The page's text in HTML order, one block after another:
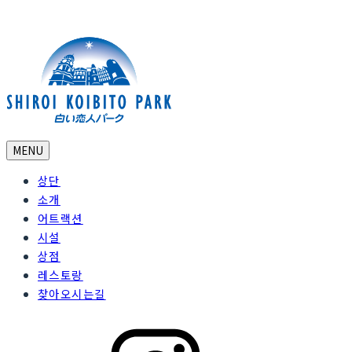
MENU
상단
소개
어트랙션
시설
상점
레스토랑
찾아오시는길